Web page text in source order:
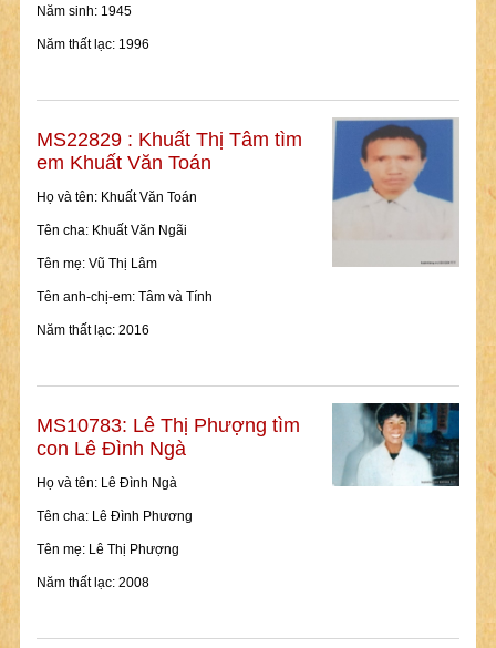
Năm sinh: 1945
Năm thất lạc: 1996
MS22829 : Khuất Thị Tâm tìm
em Khuất Văn Toán
Họ và tên: Khuất Văn Toán
Tên cha: Khuất Văn Ngãi
Tên mẹ: Vũ Thị Lâm
Tên anh-chị-em: Tâm và Tính
Năm thất lạc: 2016
MS10783: Lê Thị Phượng tìm
con Lê Đình Ngà
Họ và tên: Lê Đình Ngà
Tên cha: Lê Đình Phương
Tên mẹ: Lê Thị Phượng
Năm thất lạc: 2008